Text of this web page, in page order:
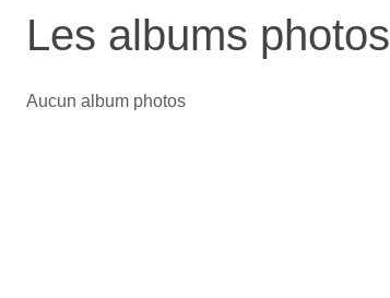
Les albums photos
Aucun album photos